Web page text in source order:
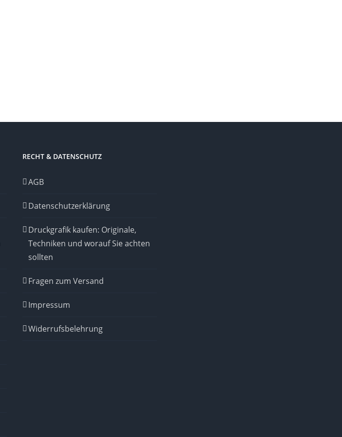
RECHT & DATENSCHUTZ
AGB
Datenschutzerklärung
Druckgrafik kaufen: Originale,
Techniken und worauf Sie achten
sollten
Fragen zum Versand
Impressum
Widerrufsbelehrung